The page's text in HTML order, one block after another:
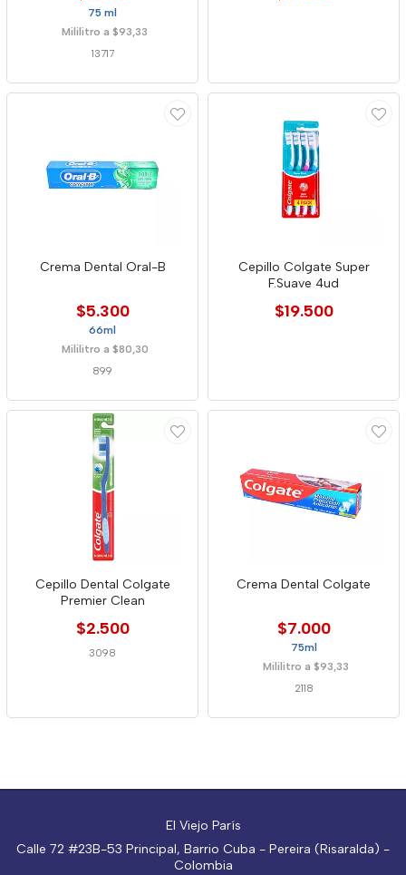
75 ml
Mililitro a $93,33
13717
Crema Dental Oral-B
$5.300
66ml
Mililitro a $80,30
899
Cepillo Colgate Super
F.Suave 4ud
$19.500
Cepillo Dental Colgate
Premier Clean
$2.500
3098
Crema Dental Colgate
$7.000
75ml
Mililitro a $93,33
2118
El Viejo París
Calle 72 #23B-53 Principal, Barrio Cuba - Pereira (Risaralda) -
Colombia